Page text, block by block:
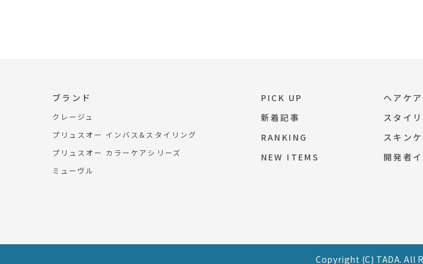
ブランド
クレージュ
プリュスオー インバス&スタイリング
プリュスオー カラーケアシリーズ
ミューヴル
PICK UP
新着記事
RANKING
NEW ITEMS
ヘアケア
スタイ
スキンケ
開発者
Copyright (C) TADA. All